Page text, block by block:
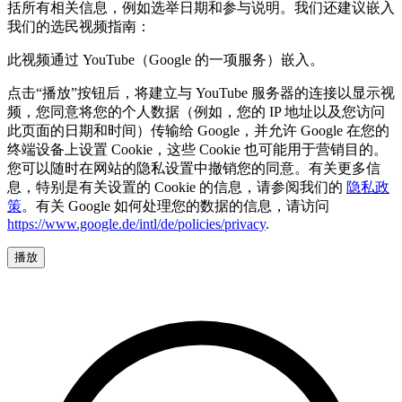
括所有相关信息，例如选举日期和参与说明。我们还建议嵌入
我们的选民视频指南：
此视频通过 YouTube（Google 的一项服务）嵌入。
点击“播放”按钮后，将建立与 YouTube 服务器的连接以显示视
频，您同意将您的个人数据（例如，您的 IP 地址以及您访问
此页面的日期和时间）传输给 Google，并允许 Google 在您的
终端设备上设置 Cookie，这些 Cookie 也可能用于营销目的。
您可以随时在网站的隐私设置中撤销您的同意。有关更多信
息，特别是有关设置的 Cookie 的信息，请参阅我们的 隐私政
策。有关 Google 如何处理您的数据的信息，请访问
https://www.google.de/intl/de/policies/privacy.
播放